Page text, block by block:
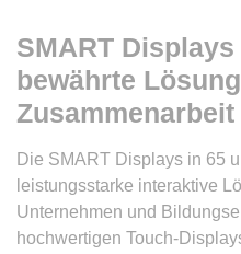
SMART
bewährte
Zusammenarbeit
Die SMART Displays in 65
leistungsstarke interaktive
Unternehmen und
hochwertigen Touch-